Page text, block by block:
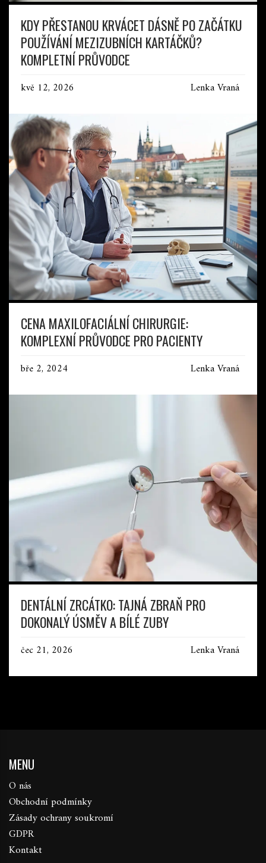
KDY PŘESTANOU KRVÁCET DÁSNĚ PO ZAČÁTKU
POUŽÍVÁNÍ MEZIZUBNÍCH KARTÁČKŮ?
KOMPLETNÍ PRŮVODCE
kvě 12, 2026 Lenka Vraná
CENA MAXILOFACIÁLNÍ CHIRURGIE:
KOMPLEXNÍ PRŮVODCE PRO PACIENTY
bře 2, 2024 Lenka Vraná
DENTÁLNÍ ZRCÁTKO: TAJNÁ ZBRAŇ PRO
DOKONALÝ ÚSMĚV A BÍLÉ ZUBY
čec 21, 2026 Lenka Vraná
MENU
O nás
Obchodní podmínky
Zásady ochrany soukromí
GDPR
Kontakt